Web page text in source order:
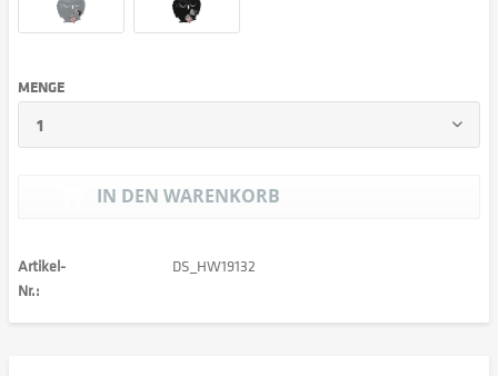
MENGE
IN DEN WARENKORB
Artikel-
Nr.:
DS_HW19132